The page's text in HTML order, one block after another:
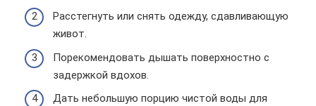
Расстегнуть или снять одежду, сдавливающую
живот.
Порекомендовать дышать поверхностно с
задержкой вдохов.
Дать небольшую порцию чистой воды для